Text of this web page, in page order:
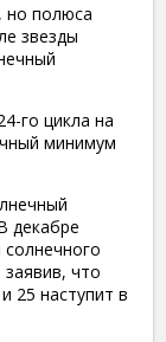
но полюса
звезды
го цикла на
минимум
декабре
что
25 наступит в